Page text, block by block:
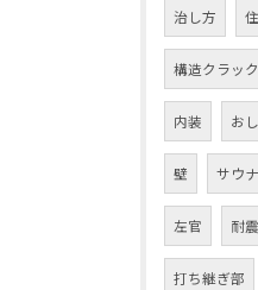
治し方
構造クラック
内装 お
壁 サウ
左官 耐
打ち継ぎ部